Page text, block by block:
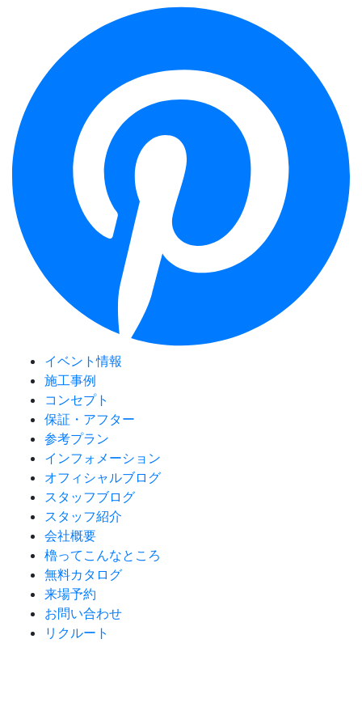
イベント情報
施工事例
コンセプト
保証・アフター
参考プラン
インフォメーション
オフィシャルブログ
スタッフブログ
スタッフ紹介
会社概要
櫓ってこんなところ
無料カタログ
来場予約
お問い合わせ
リクルート